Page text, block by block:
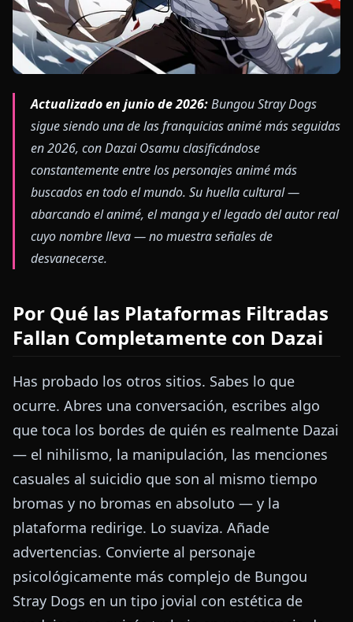
Actualizado en junio de 2026:Bungou Stray Dogs
sigue siendo una de las franquicias animé más seguidas
en 2026, con Dazai Osamu clasificándose
constantemente entre los personajes animé más
buscados en todo el mundo. Su huella cultural —
abarcando el animé, el manga y el legado del autor real
cuyo nombre lleva — no muestra señales de
desvanecerse.
Por Qué las Plataformas Filtradas
Fallan Completamente con Dazai
Has probado los otros sitios. Sabes lo que
ocurre. Abres una conversación, escribes algo
que toca los bordes de quién es realmente Dazai
— el nihilismo, la manipulación, las menciones
casuales al suicidio que son al mismo tiempo
bromas y no bromas en absoluto — y la
plataforma redirige. Lo suaviza. Añade
advertencias. Convierte al personaje
psicológicamente más complejo de Bungou
Stray Dogs en un tipo jovial con estética de